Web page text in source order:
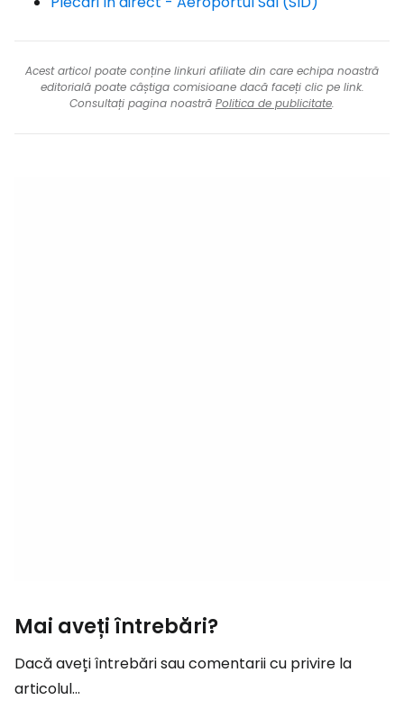
Acest articol poate conține linkuri afiliate din care echipa noastră
editorială poate câștiga comisioane dacă faceți clic pe link.
Consultați pagina noastră Politica de publicitate.
Mai aveți întrebări?
Dacă aveți întrebări sau comentarii cu privire la
articolul...